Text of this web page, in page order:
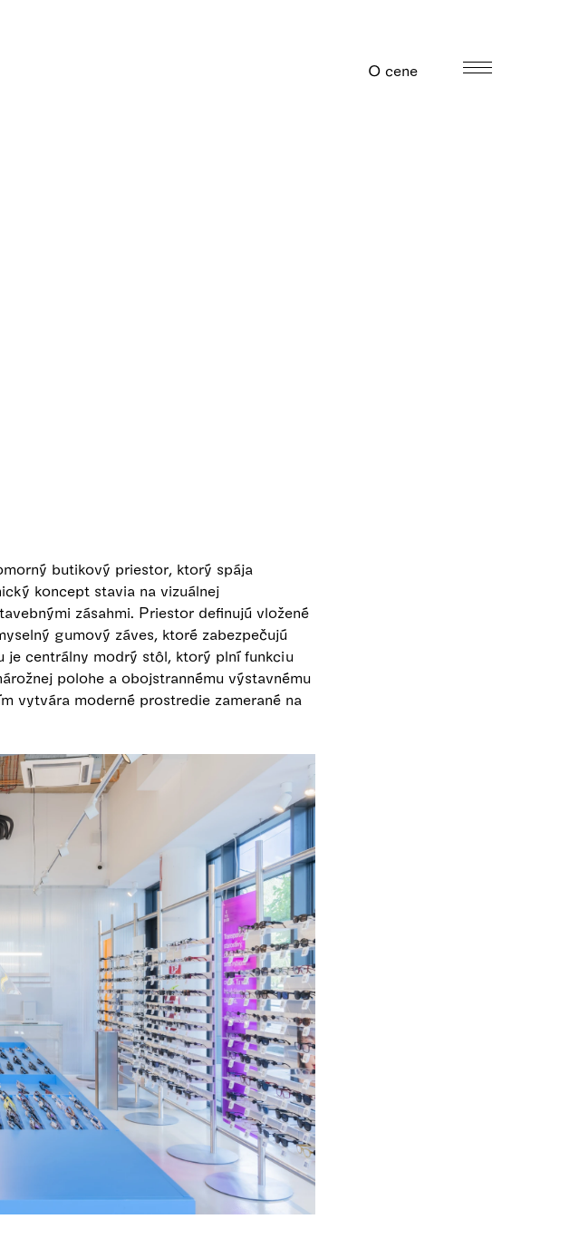
O cene
butikový priestor, ktorý spája
koncept stavia na vizuálnej
zásahmi. Priestor definujú vložené
gumový záves, ktoré zabezpečujú
je centrálny modrý stôl, ktorý plní funkciu
polohe a obojstrannému výstavnému
vytvára moderné prostredie zamerané na